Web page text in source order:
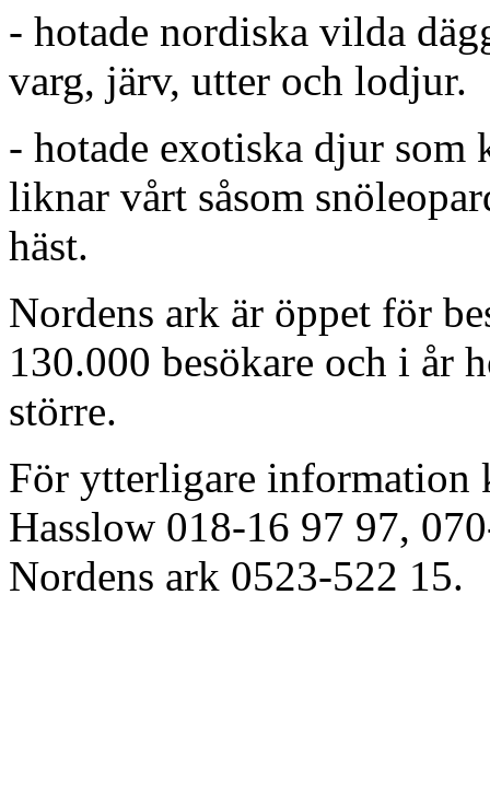
- hotade nordiska vilda
varg, järv, utter och lodjur.
- hotade exotiska djur
liknar vårt såsom
häst.
Nordens ark är öppet för
130.000 besökare och i år
större.
För ytterligare information
Hasslow 018-16 97 97,
Nordens ark 0523-522 15.